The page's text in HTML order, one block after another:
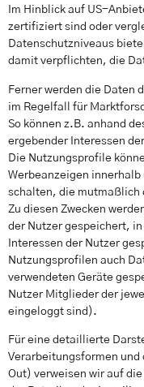
Im Hinblick auf US-
zertifiziert sind oder
Datenschutzniveaus
damit verpflichten, die
Ferner werden die Daten
im Regelfall für
So können z.B. anhand
ergebender Interessen
Die Nutzungsprofile
Werbeanzeigen
schalten, die mutmaßlich
Zu diesen Zwecken
der Nutzer gespeichert,
Interessen der Nutzer
Nutzungsprofilen auch
verwendeten Geräte
Nutzer Mitglieder der
eingeloggt sind).
Für eine detaillierte
Verarbeitungsformen
Out) verweisen wir auf